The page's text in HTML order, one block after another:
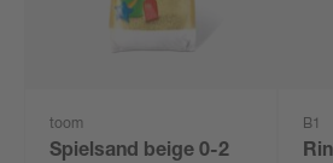
toom
Spielsand beige 0-2
B1